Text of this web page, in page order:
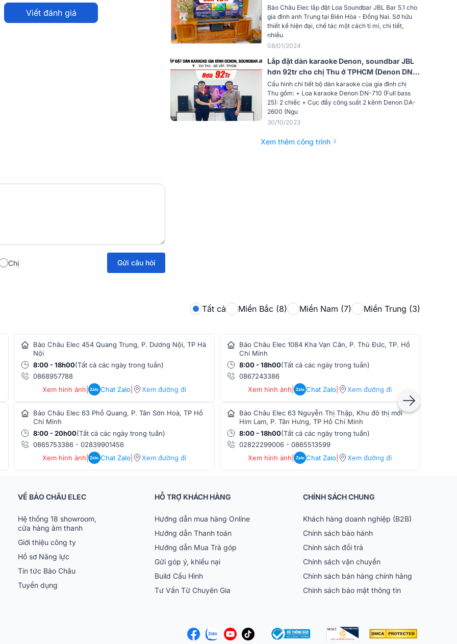
người nghe nhạc và cả trải nghiệm xem
Focal Theva N2 sở hữu hệ thống 4 loa 3
13cm sử dụng công nghệ Slatefiber,
phong phú, và cân bằng, trong khi chân
vào người nghe, cải thiện hình ảnh âm
mọi không gian.
trong một thiết kế nhỏ gọn và tinh tế.
Viết đánh giá
Bảo Châu Elec lắp đặt Loa Soundbar JBL Bar 5.1 cho
gia đình anh Trung tại Biên Hòa - Đồng Nai. Sở hữu
thiết kế hiện đại, chế tác một cách tỉ mỉ, chi tiết,
nhiều
08/01/2024
Lắp đặt dàn karaoke Denon, soundbar JBL
hơn 92tr cho chị Thu ở TPHCM (Denon DN-
710, DA-2600, K9900II, JBL Bar 5.1...)
Cấu hình chi tiết bộ dàn karaoke của gia đình chị
Thu gồm: + Loa karaoke Denon DN-710 (Full bass
25): 2 chiếc + Cục đẩy công suất 2 kênh Denon DA-
2600 (Ngu
30/10/2023
Xem thêm công trình
Chị Gửi câu hỏi
Tất cả Miền Bắc (8) Miền Nam (7) Miền Trung (3)
Bảo Châu Elec 454 Quang Trung, P. Dương Nội, TP Hà
Nội
8:00 - 18h00(Tất cả các ngày trong tuần)
0868957788
Xem hình ảnh
Zalo Chat Zalo| Xem đường đi
Bảo Châu Elec 63 Phổ Quang, P. Tân Sơn Hoà, TP Hồ
Chí Minh
8:00 - 20h00(Tất cả các ngày trong tuần)
0865753386 -02839901456
Xem hình ảnh
Zalo Chat Zalo| Xem đường đi
Bảo Châu Elec 1084 Kha Vạn Cân, P. Thủ Đức, TP. Hồ
Chí Minh
8:00 - 18h00(Tất cả các ngày trong tuần)
0867243386
Xem hình ảnh | Zalo Chat Zalo Xem đường đi
Bảo Châu Elec 63 Nguyễn Thị Thập, Khu đô thị mới
Him Lam, P. Tân Hưng, TP Hồ Chí Minh
8:00 - 18h00(Tất cả các ngày trong tuần)
02822299006- 0865513599
Xem hình ảnh | Zalo Chat Zalo Xem đường đi
VỀ BẢO CHÂU ELEC
Hệ thống 18 showroom,
cửa hàng âm thanh
Giới thiệu công ty
Hồ sơ Năng lực
Tin tức Bảo Châu
Tuyển dụng
HỖ TRỢ KHÁCH HÀNG
Hướng dẫn mua hàng Online
Hướng dẫn Thanh toán
Hướng dẫn Mua Trả góp
Gửi góp ý, khiếu nại
Build Cấu Hình
Tư Vấn Từ Chuyên Gia
CHÍNH SÁCH CHUNG
Khách hàng doanh nghiệp (B2B)
Chính sách bảo hành
Chính sách đổi trả
Chính sách vận chuyển
Chính sách bán hàng chính hãng
Chính sách bảo mật thông tin